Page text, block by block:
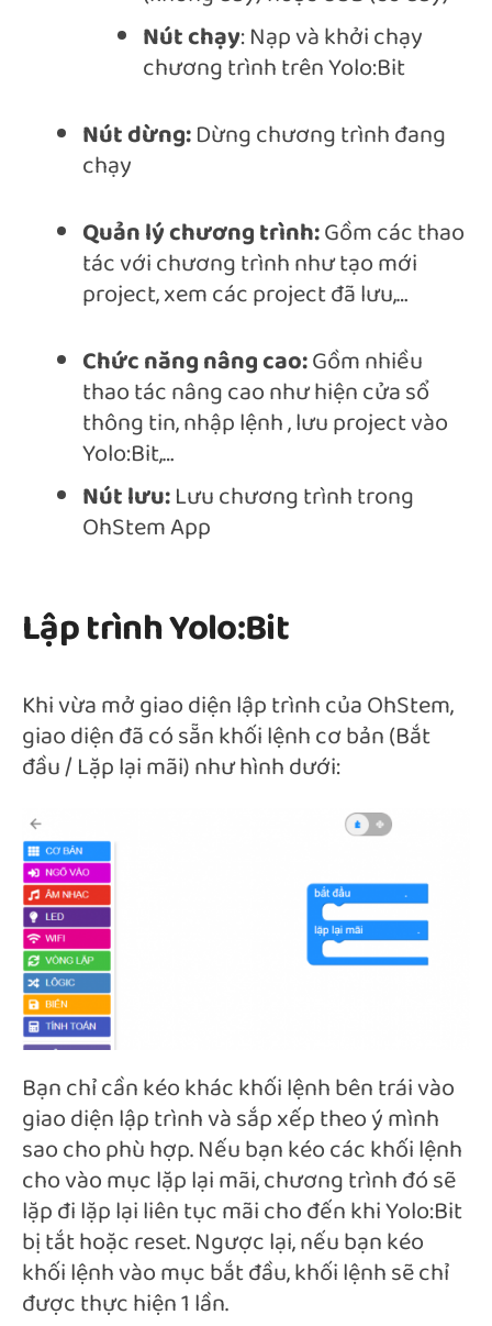
Nút chạy: Nạp và khởi chạy
chương trình trên Yolo:Bit
Nút dừng:Dừng chương trình đang
chạy
Quản lý chương trình:Gồm các thao
tác với chương trình như tạo mới
project, xem các project đã lưu,…
Chức năng nâng cao:Gồm nhiều
thao tác nâng cao như hiện cửa sổ
thông tin, nhập lệnh , lưu project vào
Yolo:Bit,…
Nút lưu:Lưu chương trình trong
OhStem App
Lập trình Yolo:Bit
Khi vừa mở giao diện lập trình của OhStem,
giao diện đã có sẵn khối lệnh cơ bản (Bắt
đầu / Lặp lại mãi) như hình dưới:
Bạn chỉ cần kéo khác khối lệnh bên trái vào
giao diện lập trình và sắp xếp theo ý mình
sao cho phù hợp. Nếu bạn kéo các khối lệnh
cho vào mục lặp lại mãi, chương trình đó sẽ
lặp đi lặp lại liên tục mãi cho đến khi Yolo:Bit
bị tắt hoặc reset. Ngược lại, nếu bạn kéo
khối lệnh vào mục bắt đầu, khối lệnh sẽ chỉ
được thực hiện 1 lần.